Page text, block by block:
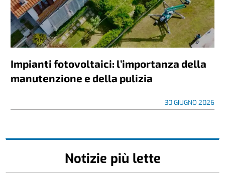
Impianti fotovoltaici: l’importanza della
manutenzione e della pulizia
30 GIUGNO 2026
Notizie più lette